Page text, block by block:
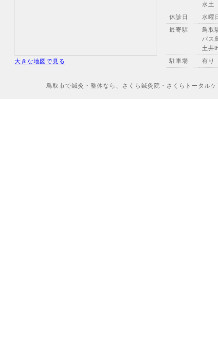
大きな地図で見る
水
休診日
水曜
最寄駅
鳥取
バス
土井
駐車場
有り
鳥取市で鍼灸・整体なら、さくら鍼灸院・さくらトータ